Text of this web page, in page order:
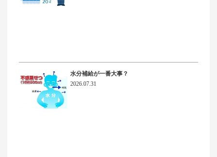
水分補給が一番大事？
2026.07.31